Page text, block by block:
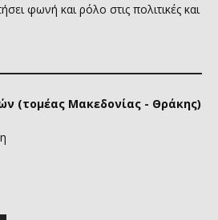
φωνή και ρόλο στις πολιτικές και
(τομέας Μακεδονίας - Θράκης)